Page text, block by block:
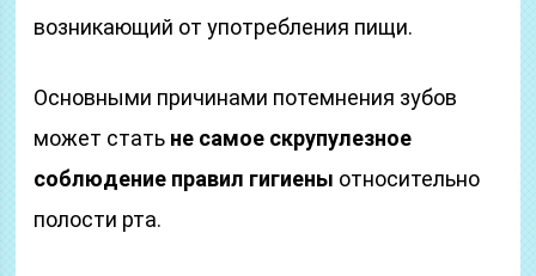
возникающий от употребления пищи.
Основными причинами потемнения зубов
может стать не самое скрупулезное
соблюдение правил гигиены относительно
полости рта.